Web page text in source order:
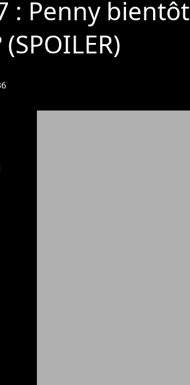
: Penny bientôt